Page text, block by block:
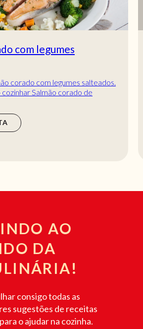
com legumes
corado com legumes salteados.
Salmão corado de
AO
DA
consigo todas as
sugestões de receitas
o ajudar na cozinha.